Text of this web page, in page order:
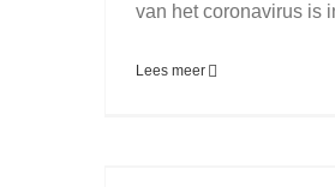
van het coronavirus is
Lees meer